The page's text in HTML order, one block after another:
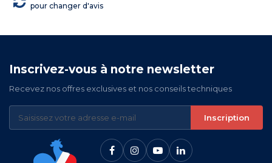
pour changer d'avis
Inscrivez-vous à notre newsletter
Recevez nos offres exclusives et nos conseils techniques
Inscription